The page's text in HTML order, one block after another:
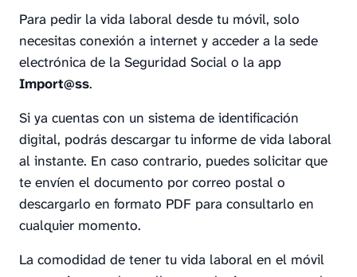
Para pedir la vida laboral desde tu móvil, solo
necesitas conexión a internet y acceder a la sede
electrónica de la Seguridad Social o la app
Import@ss.
Si ya cuentas con un sistema de identificación
digital, podrás descargar tu informe de vida laboral
al instante. En caso contrario, puedes solicitar que
te envíen el documento por correo postal o
descargarlo en formato PDF para consultarlo en
cualquier momento.
La comodidad de tener tu vida laboral en el móvil